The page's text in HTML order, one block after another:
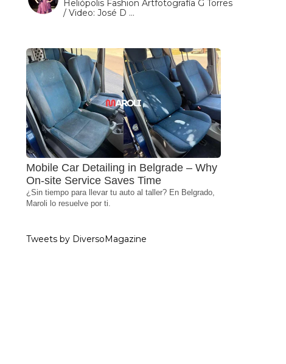
Heliópolis Fashion Artfotografía G Torres
/ Video: José D …
Mobile Car Detailing in Belgrade – Why
On-site Service Saves Time
¿Sin tiempo para llevar tu auto al taller? En Belgrado,
Maroli lo resuelve por ti.
Tweets by DiversoMagazine